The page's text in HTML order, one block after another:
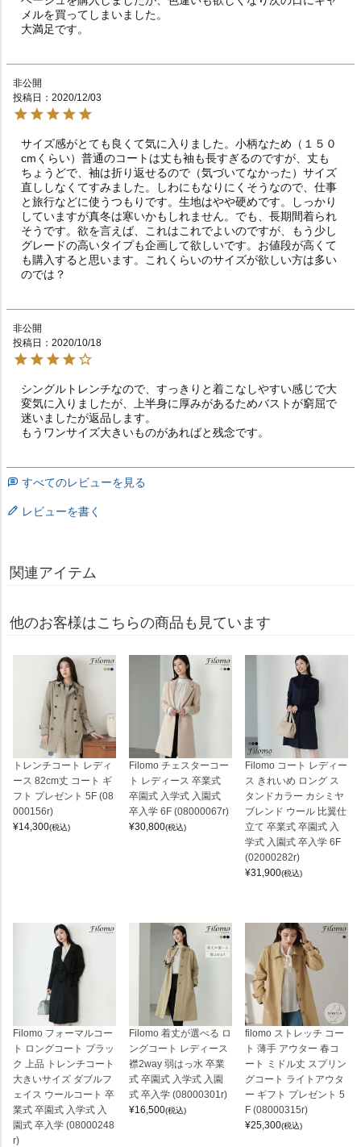
メルを買ってしまいました。
大満足です。
非公開
投稿日
2020/12/03
サイズ感がとても良くて気に入りました。小柄なため（１５０
cmくらい）普通のコートは丈も袖も長すぎるのですが、丈も
ちょうどで、袖は折り返せるので（気づいてなかった）サイズ
直ししなくてすみました。しわにもなりにくそうなので、仕事
と旅行などに使うつもりです。生地はやや硬めです。しっかり
していますが真冬は寒いかもしれません。でも、長期間着られ
そうです。欲を言えば、これはこれでよいのですが、もう少し
グレードの高いタイプも企画して欲しいです。お値段が高くて
も購入すると思います。これくらいのサイズが欲しい方は多い
非公開
投稿日
2020/10/18
シングルトレンチなので、すっきりと着こなしやすい感じで大
変気に入りましたが、上半身に厚みがあるためバストが窮屈で
迷いましたが返品します。
もうワンサイズ大きいものがあればと残念です。
すべてのレビューを見る
レビューを書く
関連アイテム
他のお客様はこちらの商品も見ています
トレンチコート レディ
ース 82cm丈 コート ギ
フト プレゼント 5F (08
000156r)
¥14,300(税込)
Filomo チェスターコー
ト レディース 卒業式
卒園式 入学式 入園式
卒入学 6F (08000067r)
¥30,800(税込)
Filomo コート レディー
ス きれいめ ロング ス
タンドカラー カシミヤ
ブレンド ウール 比翼仕
立て 卒業式 卒園式 入
学式 入園式 卒入学 6F
(02000282r)
¥31,900(税込)
Filomo フォーマルコー
ト ロングコート ブラッ
ク 上品 トレンチコート
大きいサイズ ダブルフ
ェイス ウールコート 卒
業式 卒園式 入学式 入
園式 卒入学 (08000248
r)
Filomo 着丈が選べる ロ
ングコート レディース
襟2way 弱はっ水 卒業
式 卒園式 入学式 入園
式 卒入学 (08000301r)
¥16,500(税込)
filomo ストレッチ コー
ト 薄手 アウター 春コ
ート ミドル丈 スプリン
グコート ライトアウタ
ー ギフト プレゼント 5
F (08000315r)
¥25,300(税込)